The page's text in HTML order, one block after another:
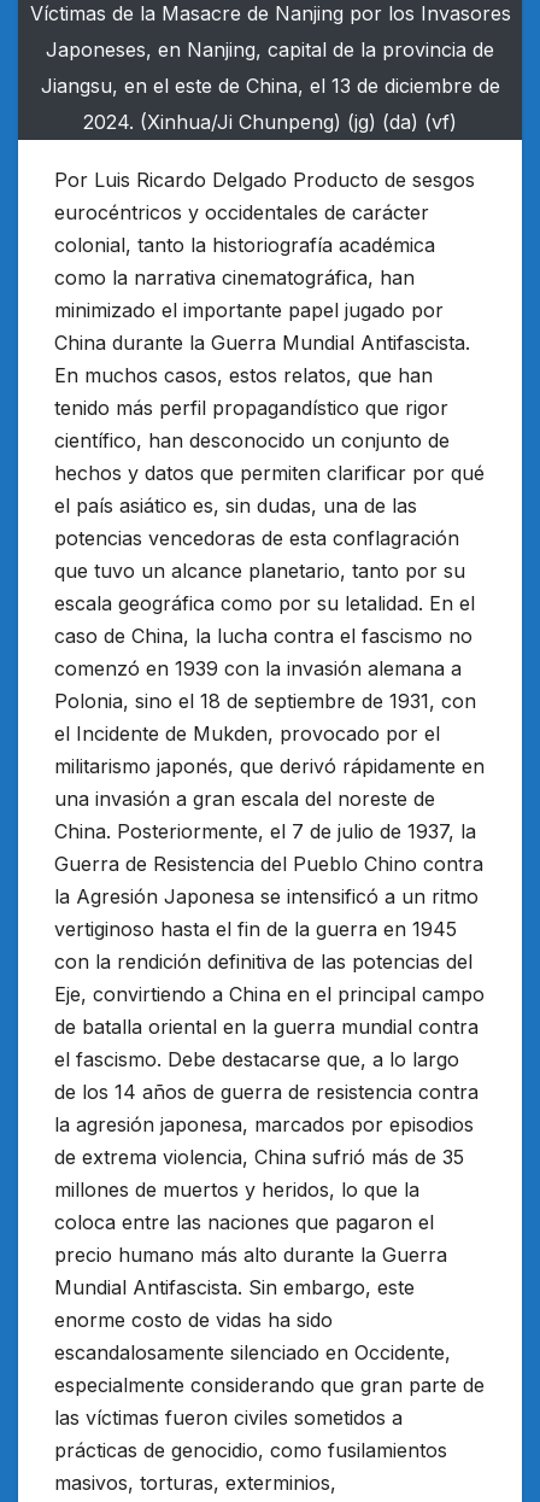
Víctimas de la Masacre de Nanjing por los Invasores
Japoneses, en Nanjing, capital de la provincia de
Jiangsu, en el este de China, el 13 de diciembre de
2024. (Xinhua/Ji Chunpeng) (jg) (da) (vf)
Por Luis Ricardo Delgado Producto de sesgos
eurocéntricos y occidentales de carácter
colonial, tanto la historiografía académica
como la narrativa cinematográfica, han
minimizado el importante papel jugado por
China durante la Guerra Mundial Antifascista.
En muchos casos, estos relatos, que han
tenido más perfil propagandístico que rigor
científico, han desconocido un conjunto de
hechos y datos que permiten clarificar por qué
el país asiático es, sin dudas, una de las
potencias vencedoras de esta conflagración
que tuvo un alcance planetario, tanto por su
escala geográfica como por su letalidad. En el
caso de China, la lucha contra el fascismo no
comenzó en 1939 con la invasión alemana a
Polonia, sino el 18 de septiembre de 1931, con
el Incidente de Mukden, provocado por el
militarismo japonés, que derivó rápidamente en
una invasión a gran escala del noreste de
China. Posteriormente, el 7 de julio de 1937, la
Guerra de Resistencia del Pueblo Chino contra
la Agresión Japonesa se intensificó a un ritmo
vertiginoso hasta el fin de la guerra en 1945
con la rendición definitiva de las potencias del
Eje, convirtiendo a China en el principal campo
de batalla oriental en la guerra mundial contra
el fascismo. Debe destacarse que, a lo largo
de los 14 años de guerra de resistencia contra
la agresión japonesa, marcados por episodios
de extrema violencia, China sufrió más de 35
millones de muertos y heridos, lo que la
coloca entre las naciones que pagaron el
precio humano más alto durante la Guerra
Mundial Antifascista. Sin embargo, este
enorme costo de vidas ha sido
escandalosamente silenciado en Occidente,
especialmente considerando que gran parte de
las víctimas fueron civiles sometidos a
prácticas de genocidio, como fusilamientos
masivos, torturas, exterminios,